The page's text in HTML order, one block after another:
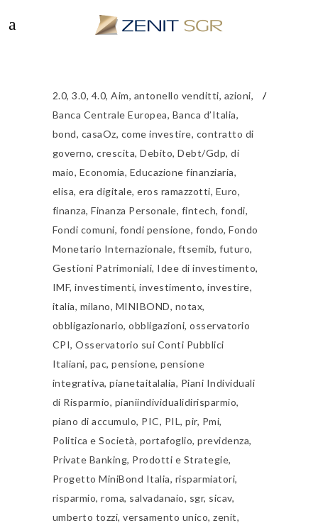
2.0,3.0, 4.0,Aim, antonello venditti, azioni,
Banca Centrale Europea, Banca d’Italia,
bond, casaOz, come investire, contratto di
governo,crescita,Debito,Debt/Gdp,di
maio, Economia, Educazione finanziaria,
elisa,era digitale,eros ramazzotti, Euro,
finanza,Finanza Personale, fintech,fondi,
Fondi comuni, fondi pensione, fondo,Fondo
Monetario Internazionale, ftsemib,futuro,
Gestioni Patrimoniali, Idee di investimento,
IMF,investimenti,investimento,investire,
italia, milano, MINIBOND, notax,
obbligazionario,obbligazioni,osservatorio
CPI,Osservatorio sui Conti Pubblici
Italiani, pac,pensione,pensione
integrativa,pianetaitalalia, Piani Individuali
di Risparmio, pianiindividualidirisparmio,
piano di accumulo, PIC, PIL,pir, Pmi,
Politica e Società, portafoglio,previdenza,
Private Banking, Prodotti e Strategie,
Progetto MiniBond Italia, risparmiatori,
risparmio,roma, salvadanaio, sgr, sicav,
umberto tozzi,versamento unico,zenit,